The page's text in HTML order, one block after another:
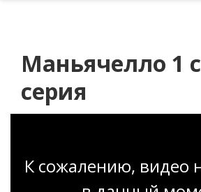
Маньячелло 1
серия
К сожалению, видео